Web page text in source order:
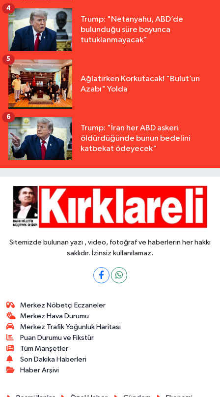
Trump: "Netanyahu, ABD’de
bulunduğu süre boyunca
tutuklanmayacak"
4
Ağlatırken Korkutacak! "Bulut’un
Azabı" Yolda
5
Trump: "İran her ABD askeri
öldürdüğünde bunun bedelini
katbekat ödeyecek"
6
Sitemizde bulunan yazı , video, fotoğraf ve haberlerin her hakkı
saklıdır. İzinsiz kullanılamaz.
Merkez Nöbetçi Eczaneler
Merkez Hava Durumu
Merkez Trafik Yoğunluk Haritası
Puan Durumu ve Fikstür
Tüm Manşetler
Son Dakika Haberleri
Haber Arşivi